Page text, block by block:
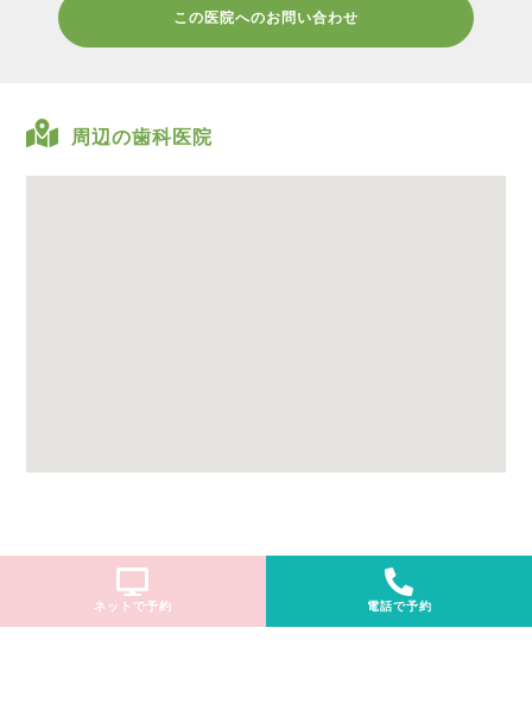
この医院へのお問い合わせ
周辺の歯科医院
ネットで予約 電話で予約